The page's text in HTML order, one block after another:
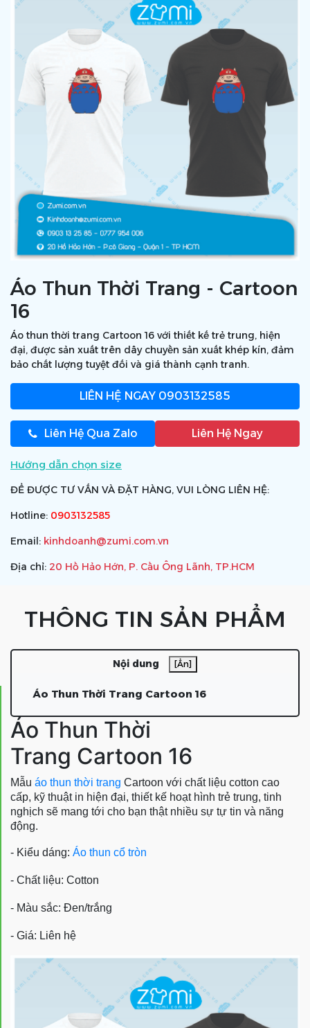
Áo Thun Thời Trang - Cartoon
16
Áo thun thời trang Cartoon 16 với thiết kế trẻ trung, hiện
đại, được sản xuất trên dây chuyền sản xuất khép kín, đảm
bảo chất lượng tuyệt đối và giá thành cạnh tranh.
LIÊN HỆ NGAY 0903132585
Liên Hệ Qua Zalo Liên Hệ Ngay
Hướng dẫn chọn size
ĐỂ ĐƯỢC TƯ VẤN VÀ ĐẶT HÀNG, VUI LÒNG LIÊN HỆ:
Hotline: 0903132585
Email: kinhdoanh@zumi.com.vn
Địa chỉ: 20 Hồ Hảo Hớn, P. Cầu Ông Lãnh, TP.HCM
THÔNG TIN SẢN PHẨM
Nội dung [Ẩn]
Áo Thun Thời Trang Cartoon 16
Áo Thun Thời
Trang Cartoon 16
Mẫu áo thun thời trang Cartoon với chất liệu cotton cao
cấp, kỹ thuật in hiện đại, thiết kế hoạt hình trẻ trung, tinh
nghịch sẽ mang tới cho bạn thật nhiều sự tự tin và năng
động.
- Kiểu dáng: Áo thun cổ tròn
- Chất liệu: Cotton
- Màu sắc: Đen/trắng
- Giá: Liên hệ